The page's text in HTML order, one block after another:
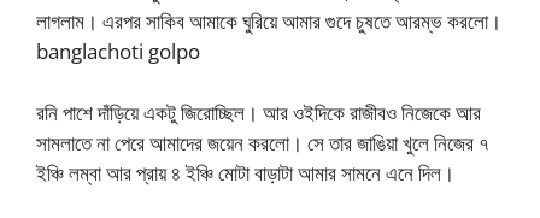
লাগলাম। এরপর সাকিব আমাকে ঘুরিয়ে আমার গুদে চুষতে আরম্ভ করলো।
banglachoti golpo
রনি পাশে দাঁড়িয়ে একটু জিরোচ্ছিল। আর ওইদিকে রাজীবও নিজেকে আর
সামলাতে না পেরে আমাদের জয়েন করলো। সে তার জাঙিয়া খুলে নিজের ৭
ইঞ্চি লম্বা আর প্রায় ৪ ইঞ্চি মোটা বাড়াটা আমার সামনে এনে দিল।